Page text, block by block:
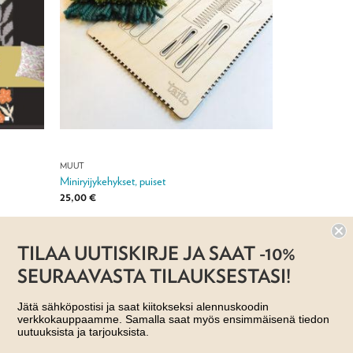
MUUT
Miniryijykehykset, puiset
25,00€
TILAA UUTISKIRJE JA SAAT -10%
SEURAAVASTA TILAUKSESTASI!
Jätä sähköpostisi ja saat kiitokseksi alennuskoodin
verkkokauppaamme. Samalla saat myös ensimmäisenä tiedon
uutuuksista ja tarjouksista.